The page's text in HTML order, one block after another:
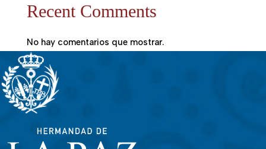
Recent Comments
No hay comentarios que mostrar.